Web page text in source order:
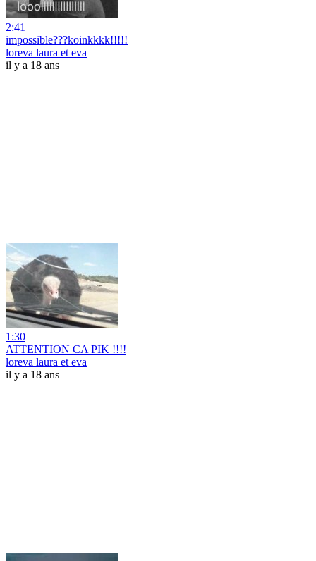
2:41
impossible???koinkkkk!!!!!
loreva laura et eva
il y a 18 ans
1:30
ATTENTION CA PIK !!!!
loreva laura et eva
il y a 18 ans